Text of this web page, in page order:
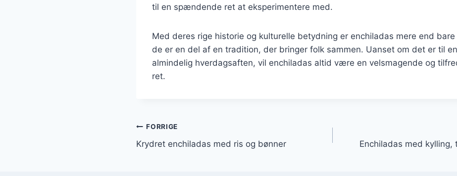
til en spændende ret at eksperimentere med.
Med deres rige historie og kulturelle betydning er enchiladas mere end
de er en del af en tradition, der bringer folk sammen. Uanset om det er til
almindelig hverdagsaften, vil enchiladas altid være en velsmagende og
ret.
Indlægsnavigation
FORRIGE
Krydret enchiladas med ris og bønner Enchiladas med kylling,